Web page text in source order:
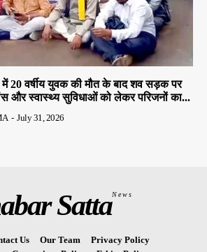
20 वर्षीय युवक की मौत के बाद शव सड़क पर
और स्वास्थ्य सुविधाओं को लेकर परिजनों का...
- July 31, 2026
SattaNews
Us Our Team
Privacy Policy